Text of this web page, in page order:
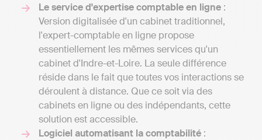
Le service d'expertise comptable en ligne :
Version digitalisée d'un cabinet traditionnel,
l'expert-comptable en ligne propose
essentiellement les mêmes services qu'un
cabinet d'Indre-et-Loire. La seule différence
réside dans le fait que toutes vos interactions se
déroulent à distance. Que ce soit via des
cabinets en ligne ou des indépendants, cette
solution est accessible.
Logiciel automatisant la comptabilité :